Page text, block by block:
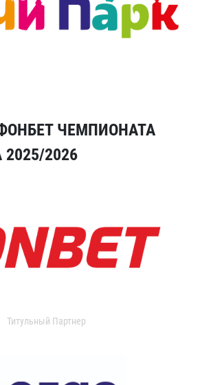
ЧЕМПИОНАТА
2026
Титульный Партнер